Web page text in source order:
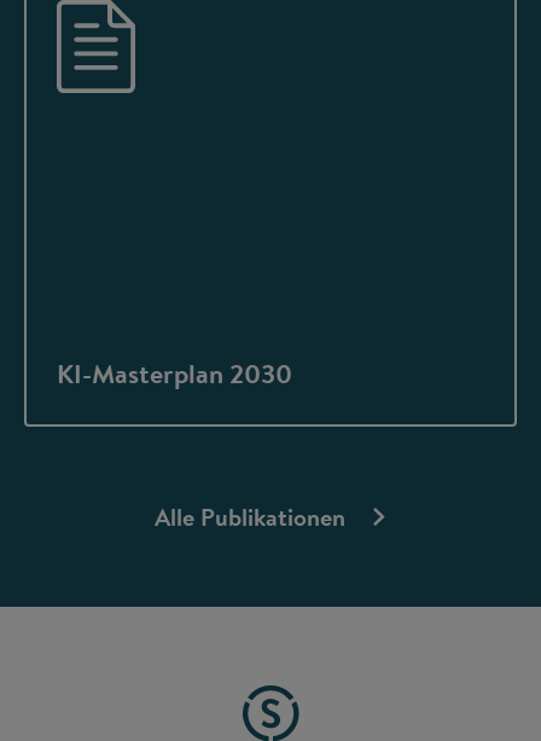
KI-Masterplan 2030
Alle Publikationen